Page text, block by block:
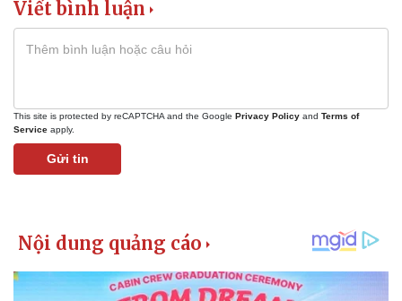
Viết bình luận
This site is protected by reCAPTCHA and the Google Privacy Policy and Terms of
Service apply.
Gửi tin